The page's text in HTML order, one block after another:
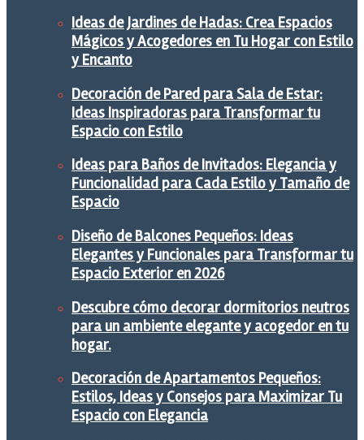
Ideas de Jardines de Hadas: Crea Espacios
Mágicos y Acogedores en Tu Hogar con Estilo
y Encanto
Decoración de Pared para Sala de Estar:
Ideas Inspiradoras para Transformar tu
Espacio con Estilo
Ideas para Baños de Invitados: Elegancia y
Funcionalidad para Cada Estilo y Tamaño de
Espacio
Diseño de Balcones Pequeños: Ideas
Elegantes y Funcionales para Transformar tu
Espacio Exterior en 2026
Descubre cómo decorar dormitorios neutros
para un ambiente elegante y acogedor en tu
hogar.
Decoración de Apartamentos Pequeños:
Estilos, Ideas y Consejos para Maximizar Tu
Espacio con Elegancia